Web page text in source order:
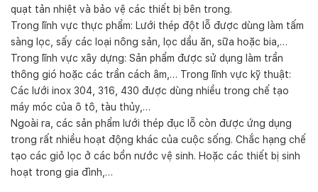
quạt tản nhiệt và bảo vệ các thiết bị bên trong.
Trong lĩnh vực thực phẩm: Lưới thép đột lỗ được dùng làm tấm
sàng lọc, sấy các loại nông sản, lọc dầu ăn, sữa hoặc bia,…
Trong lĩnh vực xây dựng: Sản phẩm được sử dụng làm trần
thông gió hoặc các trần cách âm,… Trong lĩnh vực kỹ thuật:
Các lưới inox 304, 316, 430 được dùng nhiều trong chế tạo
máy móc của ô tô, tàu thủy,…
Ngoài ra, các sản phẩm lưới thép đục lỗ còn được ứng dụng
trong rất nhiều hoạt động khác của cuộc sống. Chắc hạng chế
tạo các giỏ lọc ở các bồn nước vệ sinh. Hoặc các thiết bị sinh
hoạt trong gia đình,…